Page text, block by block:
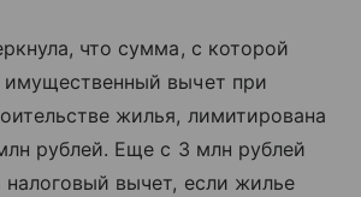
что сумма, с которой
имущественный вычет при
жилья, лимитирована
рублей. Еще с 3 млн рублей
вычет, если жилье